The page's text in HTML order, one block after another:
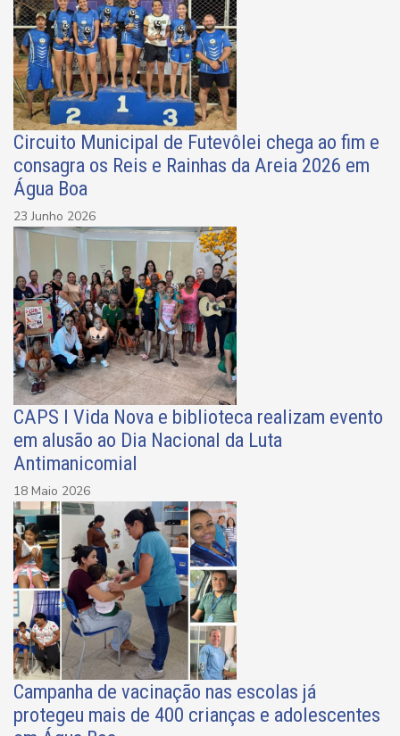
Circuito Municipal de Futevôlei chega ao fim e
consagra os Reis e Rainhas da Areia 2026 em
Água Boa
23 Junho 2026
CAPS I Vida Nova e biblioteca realizam evento
em alusão ao Dia Nacional da Luta
Antimanicomial
18 Maio 2026
Campanha de vacinação nas escolas já
protegeu mais de 400 crianças e adolescentes